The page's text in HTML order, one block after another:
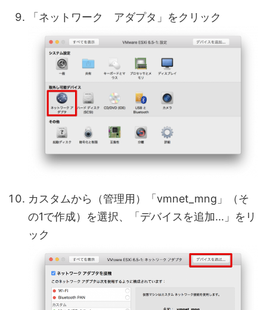
「ネットワーク アダプタ」をクリック
カスタムから（管理用）「vmnet_mng」（そ
の1で作成）を選択、「デバイスを追加...」をリ
ック